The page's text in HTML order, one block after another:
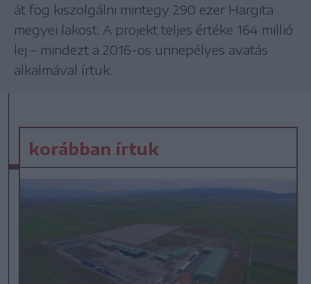
át fog kiszolgálni mintegy 290 ezer Hargita
megyei lakost. A projekt teljes értéke 164 millió
lej – mindezt a 2016-os ünnepélyes avatás
alkalmával írtuk.
korábban írtuk